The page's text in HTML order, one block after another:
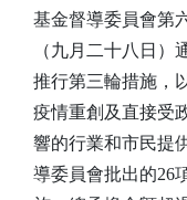
基金督導委員會第
（九月二十八日）
推行第三輪措施，
疫情重創及直接受
響的行業和市民提
導委員會批出的26